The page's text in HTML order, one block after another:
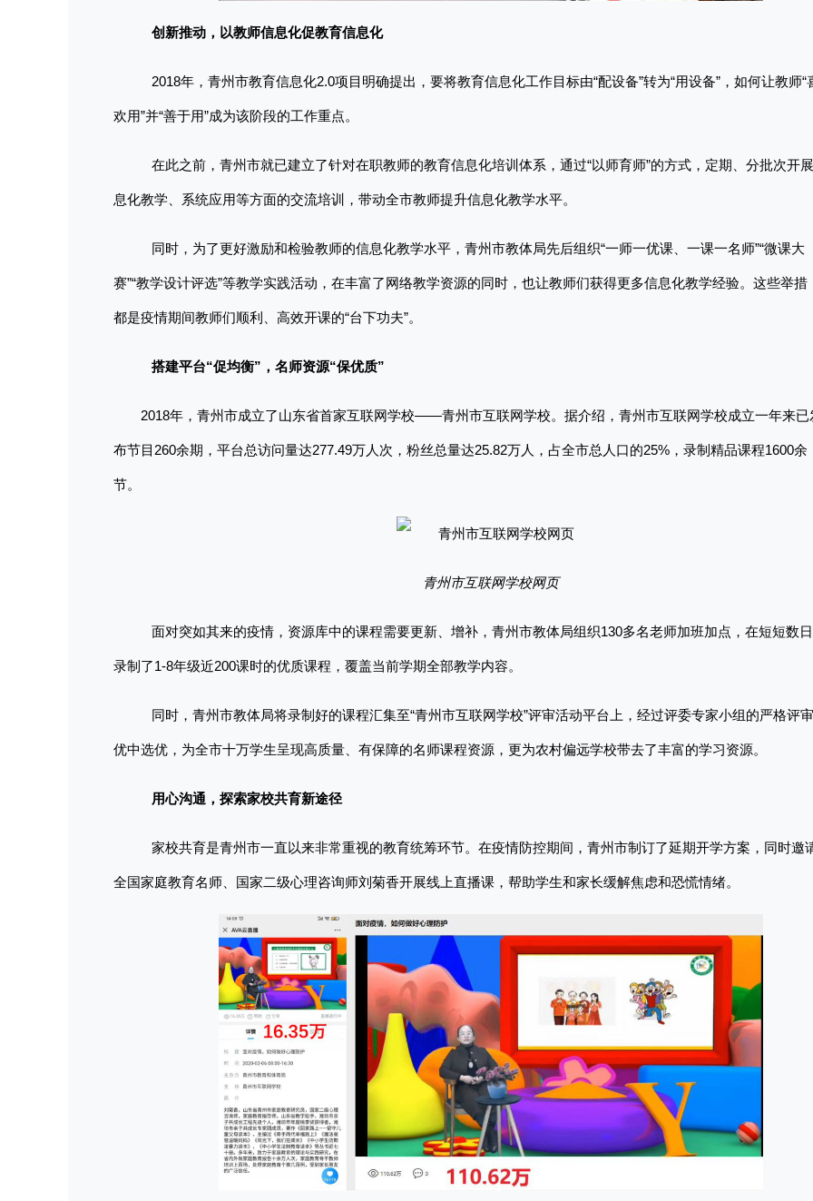
创新推动，以教师信息化促教育信息化
2018年，青州市教育信息化2.0项目明确提出，要将教育信息化工作目标由“配设备”转为“用设备”，如何让教师“
欢用”并“善于用”成为该阶段的工作重点。
在此之前，青州市就已建立了针对在职教师的教育信息化培训体系，通过“以师育师”的方式，定期、分批次开
息化教学、系统应用等方面的交流培训，带动全市教师提升信息化教学水平。
同时，为了更好激励和检验教师的信息化教学水平，青州市教体局先后组织“一师一优课、一课一名师”“微课大
赛”“教学设计评选”等教学实践活动，在丰富了网络教学资源的同时，也让教师们获得更多信息化教学经验。这些举措
都是疫情期间教师们顺利、高效开课的“台下功夫”。
搭建平台“促均衡”，名师资源“保优质”
2018年，青州市成立了山东省首家互联网学校——青州市互联网学校。据介绍，青州市互联网学校成立一年来已
布节目260余期，平台总访问量达277.49万人次，粉丝总量达25.82万人，占全市总人口的25%，录制精品课程1600余
节。
青州市互联网学校网页
面对突如其来的疫情，资源库中的课程需要更新、增补，青州市教体局组织130多名老师加班加点，在短短数
录制了1-8年级近200课时的优质课程，覆盖当前学期全部教学内容。
同时，青州市教体局将录制好的课程汇集至“青州市互联网学校”评审活动平台上，经过评委专家小组的严格评
优中选优，为全市十万学生呈现高质量、有保障的名师课程资源，更为农村偏远学校带去了丰富的学习资源。
用心沟通，探索家校共育新途径
家校共育是青州市一直以来非常重视的教育统筹环节。在疫情防控期间，青州市制订了延期开学方案，同时邀
全国家庭教育名师、国家二级心理咨询师刘菊香开展线上直播课，帮助学生和家长缓解焦虑和恐慌情绪。